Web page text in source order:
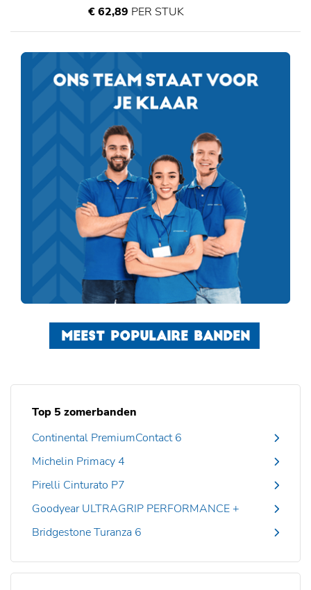
€ 62,89 PER STUK
MEEST POPULAIRE BANDEN
Top 5 zomerbanden
Continental PremiumContact 6
Michelin Primacy 4
Pirelli Cinturato P7
Goodyear ULTRAGRIP PERFORMANCE +
Bridgestone Turanza 6